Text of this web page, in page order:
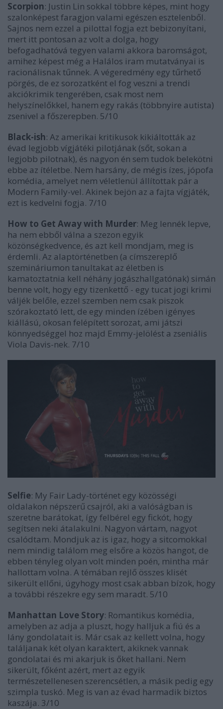
Scorpion: Justin Lin sokkal többre képes, mint hogy
szalonképest faragjon valami egészen esztelenből.
Sajnos nem ezzel a pilottal fogja ezt bebizonyítani,
mert itt pontosan az volt a dolga, hogy
befogadhatóvá tegyen valami akkora baromságot,
amihez képest még a Halálos iram mutatványai is
racionálisnak tűnnek. A végeredmény egy tűrhető
pörgés, de ez sorozatként el fog veszni a trendi
akciókrimik tengerében, csak most nem
helyszínelőkkel, hanem egy rakás (többnyire autista)
zsenivel a főszerepben. 5/10
Black-ish: Az amerikai kritikusok kikiáltották az
évad legjobb vígjátéki pilotjának (sőt, sokan a
legjobb pilotnak), és nagyon én sem tudok belekötni
ebbe az ítéletbe. Nem harsány, de mégis ízes, jópofa
komédia, amelyet nem véletlenül állítottak pár a
Modern Family-vel. Akinek bejön az a fajta vígjáték,
ezt is kedvelni fogja. 7/10
How to Get Away with Murder: Meg lennék lepve,
ha nem ebből válna a szezon egyik
közönségkedvence, és azt kell mondjam, meg is
érdemli. Az alaptörténetben (a címszereplő
szemináriumon tanultakat az életben is
kamatoztatnia kell néhány jogászhallgatónak) simán
benne volt, hogy egy tizenkettő - egy tucat jogi krimi
váljék belőle, ezzel szemben nem csak piszok
szórakoztató lett, de egy minden ízében igényes
kiállású, okosan felépített sorozat, ami játszi
könnyedséggel hoz majd Emmy-jelölést a zseniális
Viola Davis-nek. 7/10
Selfie: My Fair Lady-történet egy közösségi
oldalakon népszerű csajról, aki a valóságban is
szeretne barátokat, így felbérel egy fickót, hogy
segítsen neki átalakulni. Nagyon vártam, nagyot
csalódtam. Mondjuk az is igaz, hogy a sitcomokkal
nem mindig találom meg elsőre a közös hangot, de
ebben tényleg olyan volt minden poén, mintha már
hallottam volna. A témában rejlő összes klisét
sikerült ellőni, úgyhogy most csak abban bízok, hogy
a további részekre egy sem maradt. 5/10
Manhattan Love Story: Romantikus komédia,
amelyben az adja a pluszt, hogy halljuk a fiú és a
lány gondolatait is. Már csak az kellett volna, hogy
találjanak két olyan karaktert, akiknek vannak
gondolatai és mi akarjuk is őket hallani. Nem
sikerült, főként azért, mert az egyik
természetellenesen szerencsétlen, a másik pedig egy
szimpla tuskó. Meg is van az évad harmadik biztos
kaszája. 3/10